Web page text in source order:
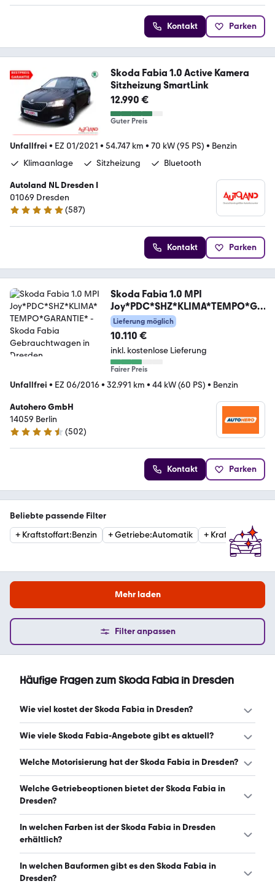
Kontakt Parken
Skoda Fabia 1.0 Active Kamera
Sitzheizung SmartLink
12.990 €
Guter Preis
Unfallfrei • EZ 01/2021 • 54.747 km • 70 kW (95 PS) • Benzin
Klimaanlage
Sitzheizung Bluetooth
Autoland NL Dresden I
01069 Dresden
4.8 Sterne
(587)
Kontakt Parken
Skoda Fabia 1.0 MPI
Joy*PDC*SHZ*KLIMA*TEMPO*GA
RANTIE*
Lieferung möglich
10.110 €
inkl. kostenlose Lieferung
Fairer Preis
Unfallfrei • EZ 06/2016• 32.991 km • 44 kW (60 PS) • Benzin
Autohero GmbH
14059 Berlin
4.5 Sterne
(502)
Kontakt Parken
Beliebte passende Filter
+ Kraftstoffart:Benzin +Getriebe:Automatik + Kraftstoffart
Mehr laden
Filter anpassen
Häufige Fragen zum Skoda Fabia in Dresden
Wie viel kostet der Skoda Fabia in Dresden?
Ein guter Preis für einen Skoda Fabia in Dresden liegt
starten ab 184 € monatlich. (Stand: 10.8.2026)
Wie viele Skoda Fabia-Angebote gibt es aktuell?
Es gibt insgesamt 205 Skoda Fabia bei mobile.de, davon
Welche Motorisierung hat der Skoda Fabia in Dresden?
Der Skoda Fabia in Dresden hat Leistungen zwischen 60
und 150 PS. (Stand: 10.8.2026)
Welche Getriebeoptionen bietet der Skoda Fabia in
Dresden?
Der Skoda Fabia in Dresden ist mit manuellem und
automatischem Getriebe erhältlich. (Stand: 10.8.2026)
In welchen Farben ist der Skoda Fabia in Dresden
erhältlich?
Den Skoda Fabia in Dresden gibt es in folgenden Farben:
blau, weiß, grau, schwarz, silber, rot, grün, beige, orange
In welchen Bauformen gibt es den Skoda Fabia in
Dresden?